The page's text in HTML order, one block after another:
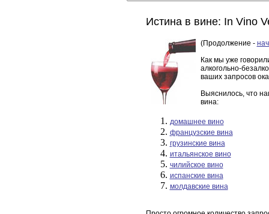
Истина в вине: In Vino
(Продолжение -
Как мы уже
алкогольно-
ваших запросов
Выяснилось, что
вина:
домашнее вино
французские вина
грузинские вина
итальянское вино
чилийское вино
испанские вина
молдавские вина